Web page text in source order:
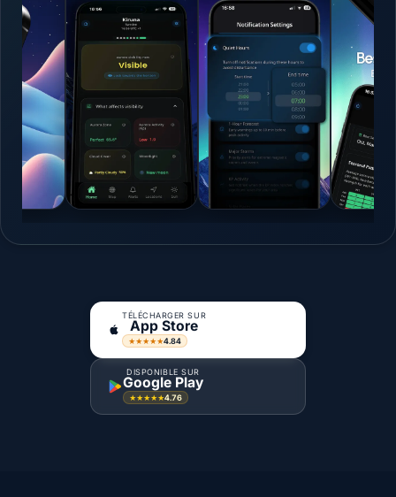
TÉLÉCHARGER SUR
App Store
★★★★★4.84
DISPONIBLE SUR
Google Play
★★★★★4.76